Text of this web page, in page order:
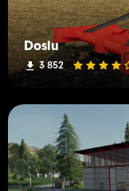
Doslu
3 852